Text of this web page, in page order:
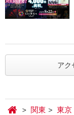
アク
関東 東京